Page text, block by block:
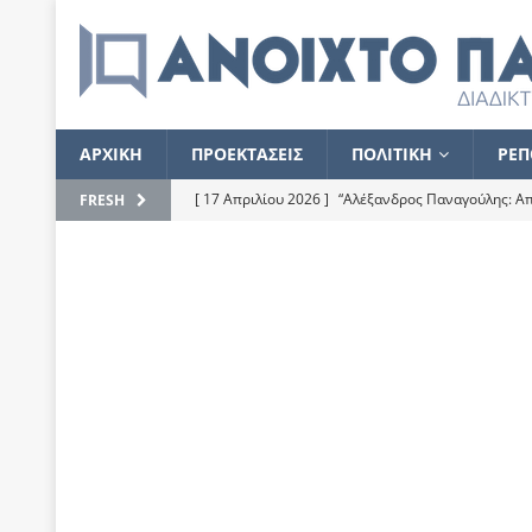
ΑΡΧΙΚΗ ΠΡΟΕΚΤΑΣΕΙΣ ΠΟΛΙΤΙΚΗ
FRESH [ 17 Απριλίου 2026 ] “Αλέξανδρος Παναγούλης: